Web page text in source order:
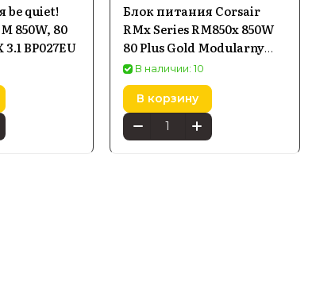
be quiet!
850W, 80
BP027EU
Блок питания Corsair
RMx Series RM850x 850W
80 Plus Gold Modularny
135mm (CP-9020093-EU)
В наличии: 10
В корзину